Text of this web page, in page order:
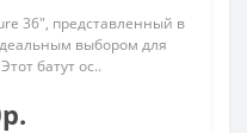
36", представленный в
выбором для
батут ос..